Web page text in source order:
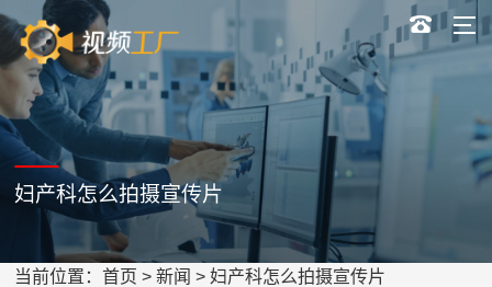
妇产科怎么拍摄宣传片
当前位置：首页 >新闻 > 妇产科怎么拍摄宣传片